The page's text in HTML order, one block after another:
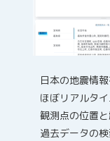
日本の地震情
ほぼリアルタ
観測点の位置
過去データの